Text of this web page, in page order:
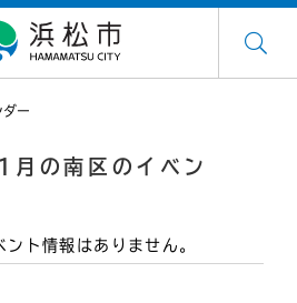
ー
の南区のイベン
ト情報はありません。